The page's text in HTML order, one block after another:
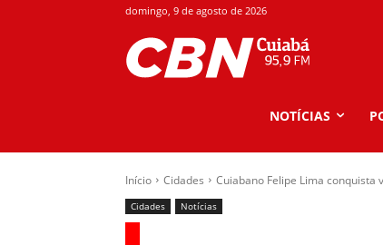
domingo, 9 de agosto de 2026
NOTÍCIAS
Início Cidades Cuiabano Felipe Lima conquista
Cidades Notícias